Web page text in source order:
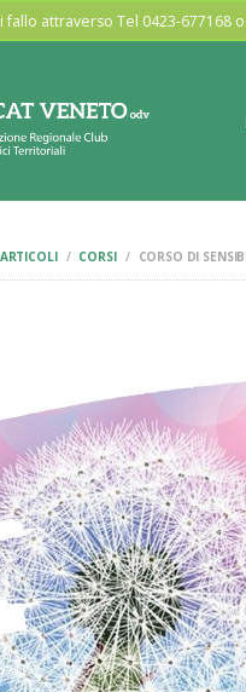
fallo attraverso Tel 0423-677168
CORSI CORSO DI